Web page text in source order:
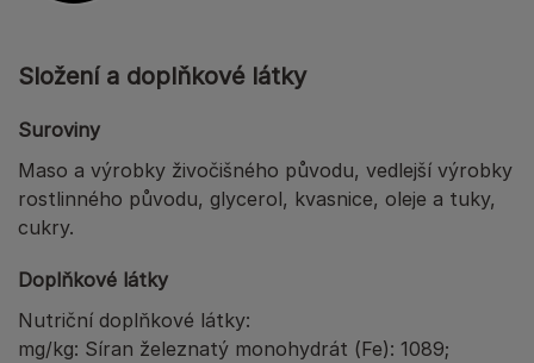
Složení a doplňkové látky
Suroviny
Maso a výrobky živočišného původu, vedlejší výrobky
rostlinného původu, glycerol, kvasnice, oleje a tuky,
cukry.
Doplňkové látky
Nutriční doplňkové látky:
mg/kg: Síran železnatý monohydrát (Fe): 1089;